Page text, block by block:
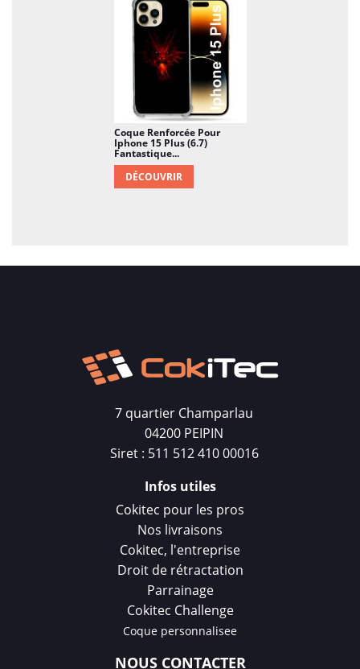
Coque Renforcée Pour
Iphone 15 Plus (6.7)
Fantastique...
DÉCOUVRIR
7 quartier Champarlau
04200 PEIPIN
Siret : 511 512 410 00016
Infos utiles
Cokitec pour les pros
Nos livraisons
Cokitec, l'entreprise
Droit de rétractation
Parrainage
Cokitec Challenge
Coque personnalisee
NOUS CONTACTER